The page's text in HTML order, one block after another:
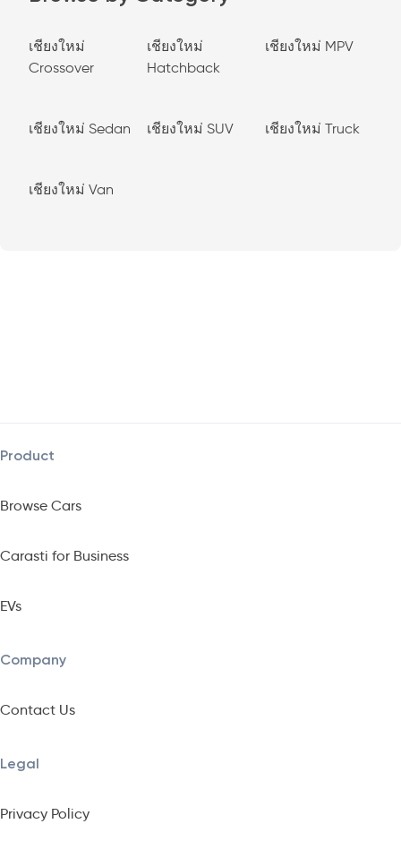
เชียงใหม่
Crossover
เชียงใหม่
Hatchback
เชียงใหม่ MPV
เชียงใหม่ Sedan เชียงใหม่ SUV เชียงใหม่ Truck
เชียงใหม่ Van
Product
Browse Cars
Carasti for Business
EVs
Company
Contact Us
Legal
Privacy Policy